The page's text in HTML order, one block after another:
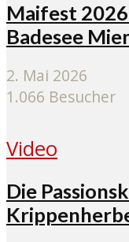
Maifest
Badesee
2. Mai 2026
1.066 Besucher
Video
Die